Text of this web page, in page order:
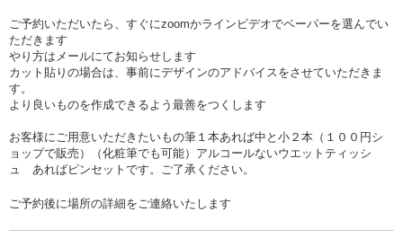
ご予約いただいたら、すぐにzoomかラインビデオでペーパーを選んでい
ただきます
やり方はメールにてお知らせします
カット貼りの場合は、事前にデザインのアドバイスをさせていただきま
す。
より良いものを作成できるよう最善をつくします
お客様にご用意いただきたいもの筆１本あれば中と小２本（１００円シ
ョップで販売）（化粧筆でも可能）アルコールないウエットティッシ
ュ あればピンセットです。ご了承ください。
ご予約後に場所の詳細をご連絡いたします